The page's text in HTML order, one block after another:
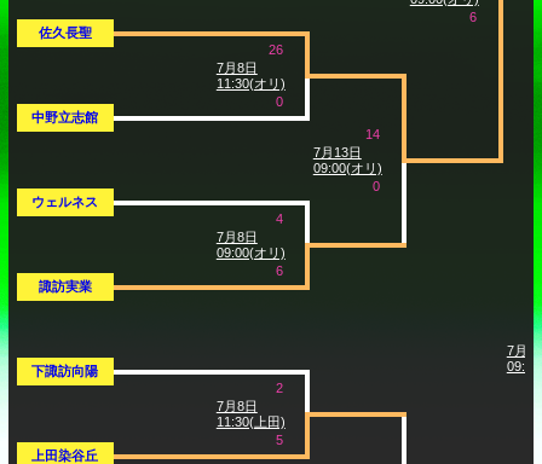
佐久長聖
中野立志館
ウェルネス
諏訪実業
下諏訪向陽
上田染谷丘
7月8日
11:30(オリ)
26
0
7月8日
09:00(オリ)
4
6
7月8日
11:30(上田)
2
5
7月13日
09:00(オリ)
14
0
6
7月